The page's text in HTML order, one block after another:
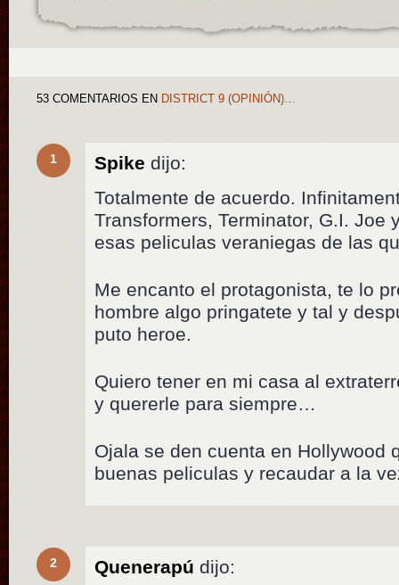
53 COMENTARIOS EN DISTRICT 9 (OPINIÓN)…
1 Spike dijo:
Totalmente de acuerdo.
Transformers, Terminator, G.I. Joe
esas peliculas veraniegas de las
Me encanto el protagonista, te lo
hombre algo pringatete y tal y
puto heroe.
Quiero tener en mi casa al
y quererle para siempre…
Ojala se den cuenta en Hollywood
buenas peliculas y recaudar a la
2 Quenerapú dijo: